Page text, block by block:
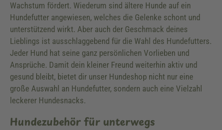
Wachstum fördert. Wiederum sind ältere Hunde auf ein
Hundefutter angewiesen, welches die Gelenke schont und
unterstützend wirkt. Aber auch der Geschmack deines
Lieblings ist ausschlaggebend für die Wahl des Hundefutters.
Jeder Hund hat seine ganz persönlichen Vorlieben und
Ansprüche. Damit dein kleiner Freund weiterhin aktiv und
gesund bleibt, bietet dir unser Hundeshop nicht nur eine
große Auswahl an Hundefutter, sondern auch eine Vielzahl
leckerer Hundesnacks.
Hundezubehör für unterwegs